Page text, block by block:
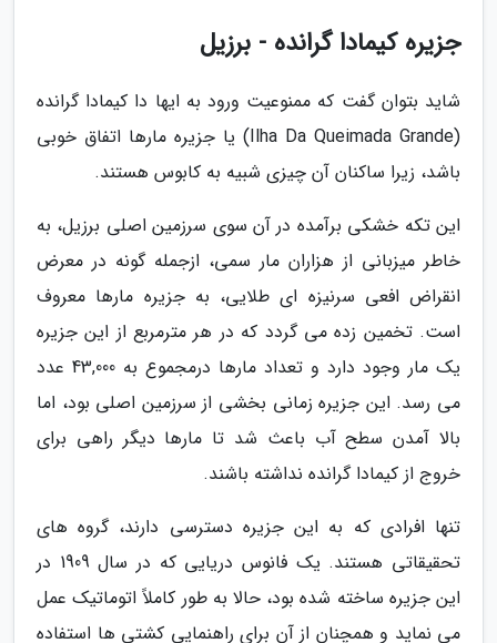
جزیره کیمادا گرانده - برزیل
شاید بتوان گفت که ممنوعیت ورود به ایها دا کیمادا گرانده
(Ilha Da Queimada Grande) یا جزیره مارها اتفاق خوبی
باشد، زیرا ساکنان آن چیزی شبیه به کابوس هستند.
این تکه خشکی برآمده در آن سوی سرزمین اصلی برزیل، به
خاطر میزبانی از هزاران مار سمی، ازجمله گونه در معرض
انقراض افعی سرنیزه ای طلایی، به جزیره مارها معروف
است. تخمین زده می گردد که در هر مترمربع از این جزیره
یک مار وجود دارد و تعداد مارها درمجموع به 43,000 عدد
می رسد. این جزیره زمانی بخشی از سرزمین اصلی بود، اما
بالا آمدن سطح آب باعث شد تا مارها دیگر راهی برای
خروج از کیمادا گرانده نداشته باشند.
تنها افرادی که به این جزیره دسترسی دارند، گروه های
تحقیقاتی هستند. یک فانوس دریایی که در سال 1909 در
این جزیره ساخته شده بود، حالا به طور کاملاً اتوماتیک عمل
می نماید و همچنان از آن برای راهنمایی کشتی ها استفاده